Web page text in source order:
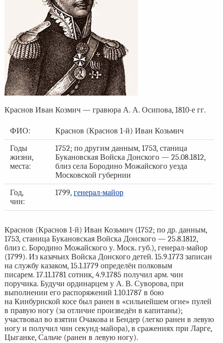
Краснов Иван Козмич — гравюра А. А. Осипова, 1810-е гг.
ФИО:
Краснов (Краснов 1-й) Иван Козьмич
Годы
жизни,
места:
1752; по другим данным, 1753, станица
Букановская Войска Донского — 25.08.1812,
близ села Бородино Можайского уезда
Московской губернии
Год,
чин:
1799, генерал-майор
Краснов (Краснов 1-й) Иван Козьмич (1752; по др. данным,
1753, станица Букановская Войска Донского — 25.8.1812,
близ с. Бородино Можайского у. Моск. губ.), генерал-майор
(1799). Из казачьих Войска Донского детей. 15.9.1773 записан
на службу казаком, 15.1.1779 определён полковым
писарем. 17.11.1781 сотник, 4.9.1785 получил арм. чин
поручика. Будучи ординарцем у А. В. Суворова, при
выполнении его распоряжений 1.10.1787 в бою
на Кинбурнской косе был ранен в «сильнейшем огне» пулей
в правую ногу (за отличие произведён в капитаны);
участвовал во взятии Очакова и Бендер (легко ранен в левую
ногу и получил чин секунд-майора), в сражениях при Ларге,
Цыганке, Сальче (ранен в левую ногу).